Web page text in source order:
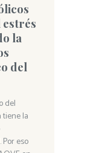
estrés
la
del
del
la
eso